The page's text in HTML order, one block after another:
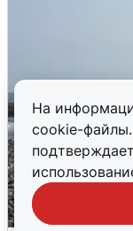
На
cookie-файлы.